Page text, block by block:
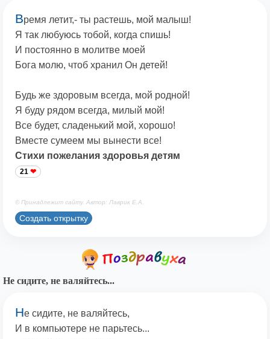
Время летит,- ты растешь, мой малыш!
Я так любуюсь тобой, когда спишь!
И постоянно в молитве моей
Бога молю, чтоб хранил Он детей!
Будь же здоровым всегда, мой родной!
Я буду рядом всегда, милый мой!
Все будет, сладенький мой, хорошо!
Вместе сумеем мы вынести все!
Стихи пожелания здоровья детям
21
© Принадлежит сайту. Автор: Лаврик Е.А.
Создать открытку
Не сидите, не валяйтесь...
Не сидите, не валяйтесь,
И в компьютере не парьтесь...